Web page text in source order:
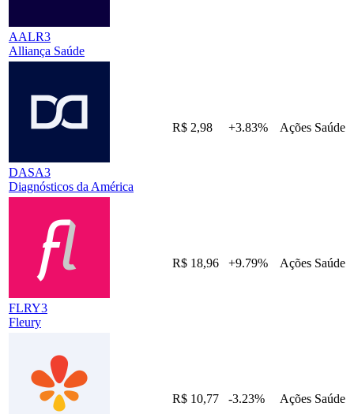
AALR3
Alliança Saúde
DASA3
Diagnósticos da América
R$ 2,98 +3.83% Ações Saúde
FLRY3
Fleury
R$ 18,96 +9.79% Ações Saúde
R$ 10,77 -3.23% Ações Saúde